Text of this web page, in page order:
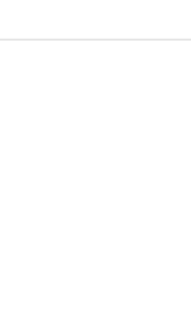
: une session extraordinaire